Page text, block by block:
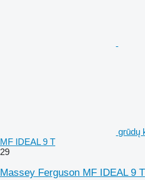
grūdų
MF IDEAL 9 T
29
Massey Ferguson MF IDEAL 9 T